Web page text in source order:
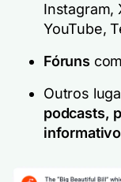
Instagram,
YouTube,
Fóruns
Outros
podcasts,